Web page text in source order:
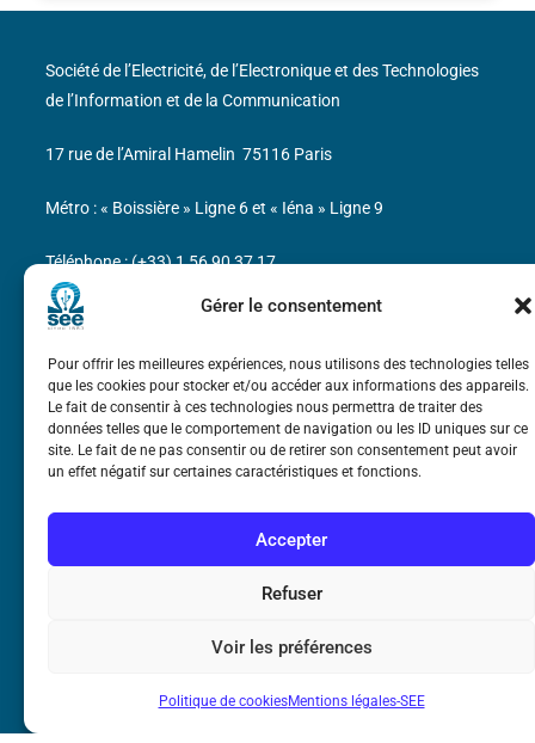
Gérer le consentement
Pour offrir les meilleures expériences, nous utilisons des technologies telles
que les cookies pour stocker et/ou accéder aux informations des appareils.
Le fait de consentir à ces technologies nous permettra de traiter des
données telles que le comportement de navigation ou les ID uniques sur ce
site. Le fait de ne pas consentir ou de retirer son consentement peut avoir
un effet négatif sur certaines caractéristiques et fonctions.
Accepter
Refuser
Voir les préférences
Politique de cookiesMentions légales-SEE
Bicentenaire des découvertes d’André-
Marie Ampère
Société de l’Electricité, de l’Electronique et des Technologies
de l’Information et de la Communication
17 rue de l’Amiral Hamelin 75116 Paris
Métro : « Boissière » Ligne 6 et « Iéna » Ligne 9
Téléphone : (+33) 1 56 90 37 17
N° de SIREN : 785 393 232, Code APE : 9412Z TVA intra-